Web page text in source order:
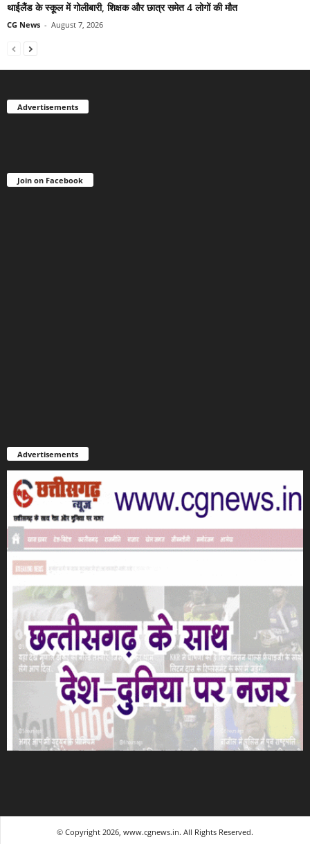
थाईलैंड के स्कूल में गोलीबारी, शिक्षक और छात्र समेत 4 लोगों की मौत
CG News - August 7, 2026
Advertisements
Join on Facebook
Advertisements
© Copyright 2026, www.cgnews.in. All Rights Reserved.